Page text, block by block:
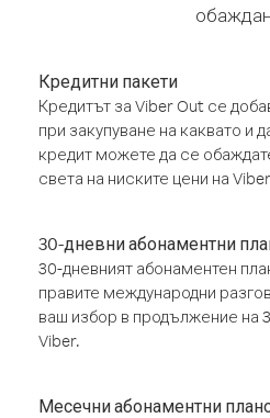
Кредитни пакети
Кредитът за Viber Out се
при закупуване на каквато и
кредит можете да се
света на ниските цени на
30-дневни абонаментни
30-дневният абонаментен
правите международни
ваш избор в продължение на
Viber.
Месечни абонаментни